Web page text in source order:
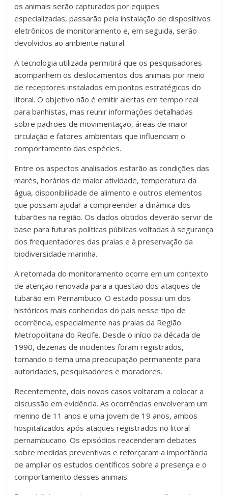
os animais serão capturados por equipes
especializadas, passarão pela instalação de dispositivos
eletrônicos de monitoramento e, em seguida, serão
devolvidos ao ambiente natural.
A tecnologia utilizada permitirá que os pesquisadores
acompanhem os deslocamentos dos animais por meio
de receptores instalados em pontos estratégicos do
litoral. O objetivo não é emitir alertas em tempo real
para banhistas, mas reunir informações detalhadas
sobre padrões de movimentação, áreas de maior
circulação e fatores ambientais que influenciam o
comportamento das espécies.
Entre os aspectos analisados estarão as condições das
marés, horários de maior atividade, temperatura da
água, disponibilidade de alimento e outros elementos
que possam ajudar a compreender a dinâmica dos
tubarões na região. Os dados obtidos deverão servir de
base para futuras políticas públicas voltadas à segurança
dos frequentadores das praias e à preservação da
biodiversidade marinha.
A retomada do monitoramento ocorre em um contexto
de atenção renovada para a questão dos ataques de
tubarão em Pernambuco. O estado possui um dos
históricos mais conhecidos do país nesse tipo de
ocorrência, especialmente nas praias da Região
Metropolitana do Recife. Desde o início da década de
1990, dezenas de incidentes foram registrados,
tornando o tema uma preocupação permanente para
autoridades, pesquisadores e moradores.
Recentemente, dois novos casos voltaram a colocar a
discussão em evidência. As ocorrências envolveram um
menino de 11 anos e uma jovem de 19 anos, ambos
hospitalizados após ataques registrados no litoral
pernambucano. Os episódios reacenderam debates
sobre medidas preventivas e reforçaram a importância
de ampliar os estudos científicos sobre a presença e o
comportamento desses animais.